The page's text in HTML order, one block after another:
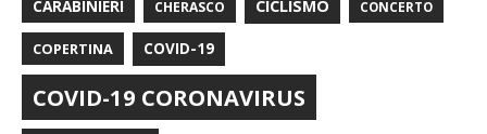
CARABINIERI CHERASCO CICLISMO CONCERTO
COPERTINA COVID-19
COVID-19 CORONAVIRUS